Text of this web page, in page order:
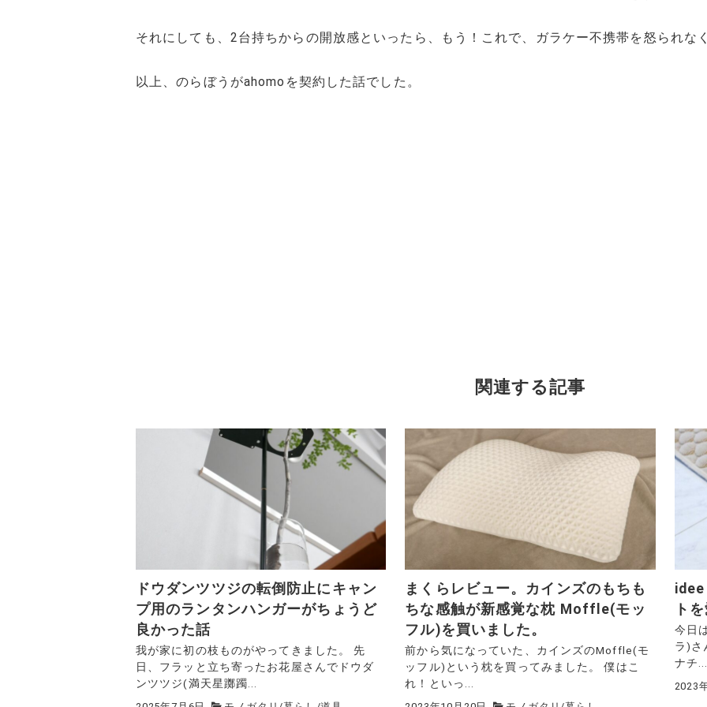
それにしても、2台持ちからの開放感といったら、もう！これで、ガラケー不携帯を怒られな
以上、のらぼうがahomoを契約した話でした。
関連する記事
ドウダンツツジの転倒防止にキャン
プ用のランタンハンガーがちょうど
良かった話
我が家に初の枝ものがやってきました。 先
日、フラッと立ち寄ったお花屋さんでドウダ
ンツツジ(満天星躑躅...
まくらレビュー。カインズのもちも
ちな感触が新感覚な枕 Moffle(モッ
フル)を買いました。
前から気になっていた、カインズのMoffle(モ
ッフル)という枕を買ってみました。 僕はこ
れ！といっ...
ト
今日
ラ)さ
ナチ...
2023